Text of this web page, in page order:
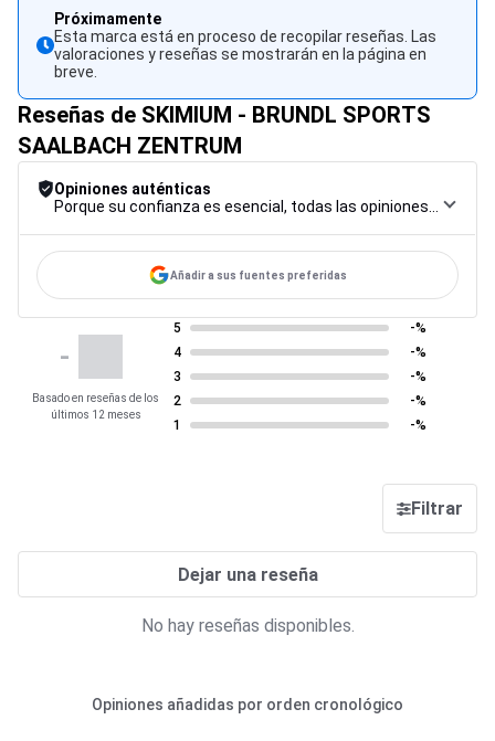
Próximamente
Esta marca está en proceso de recopilar reseñas. Las
valoraciones y reseñas se mostrarán en la página en
breve.
Reseñas de SKIMIUM - BRUNDL SPORTS
SAALBACH ZENTRUM
Opiniones auténticas
Añadir a sus fuentes preferidas
-
Basado en reseñas de los
últimos 12 meses
5
-%
4
-%
3
-%
2
-%
1
-%
Filtrar
Dejar una reseña
No hay reseñas disponibles.
Opiniones añadidas por orden cronológico